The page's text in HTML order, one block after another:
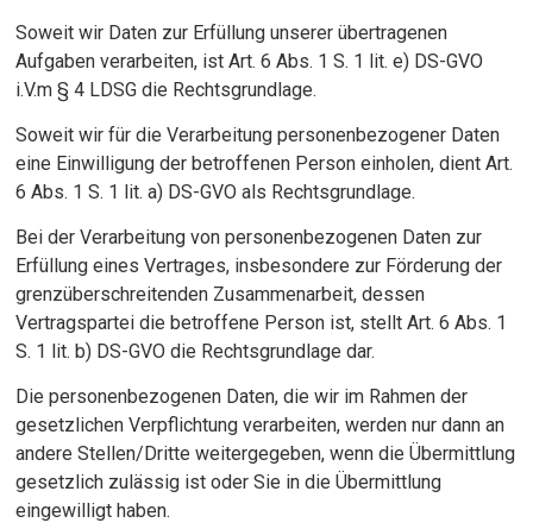
Soweit wir Daten zur Erfüllung unserer übertragenen
Aufgaben verarbeiten, ist Art. 6 Abs. 1 S. 1 lit. e) DS-GVO
i.V.m § 4 LDSG die Rechtsgrundlage.
Soweit wir für die Verarbeitung personenbezogener Daten
eine Einwilligung der betroffenen Person einholen, dient Art.
6 Abs. 1 S. 1 lit. a) DS-GVO als Rechtsgrundlage.
Bei der Verarbeitung von personenbezogenen Daten zur
Erfüllung eines Vertrages, insbesondere zur Förderung der
grenzüberschreitenden Zusammenarbeit, dessen
Vertragspartei die betroffene Person ist, stellt Art. 6 Abs. 1
S. 1 lit. b) DS-GVO die Rechtsgrundlage dar.
Die personenbezogenen Daten, die wir im Rahmen der
gesetzlichen Verpflichtung verarbeiten, werden nur dann an
andere Stellen/Dritte weitergegeben, wenn die Übermittlung
gesetzlich zulässig ist oder Sie in die Übermittlung
eingewilligt haben.